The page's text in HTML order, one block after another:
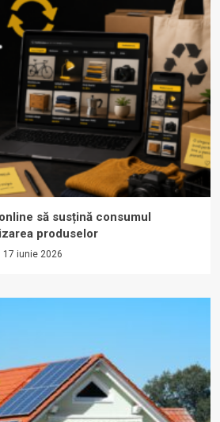
să susțină consumul
produselor
17 iunie 2026